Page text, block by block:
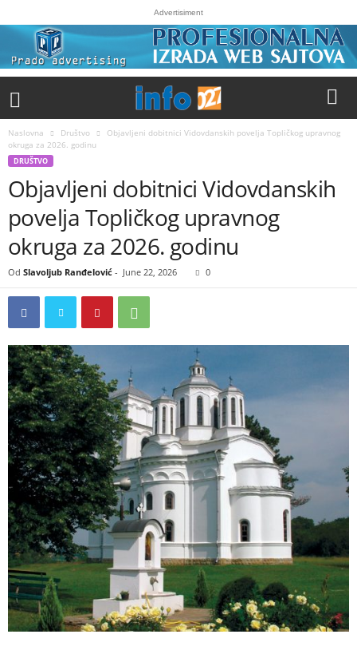
Advertisiment
Naslovna Društvo
Objavljeni dobitnici Vidovdanskih povelja Topličkog upravnog
okruga za 2026. godinu
DRUŠTVO
Objavljeni dobitnici Vidovdanskih
povelja Topličkog upravnog
okruga za 2026. godinu
Od Slavoljub Ranđelović - June 22, 2026 0